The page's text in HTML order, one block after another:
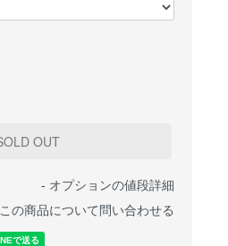
- オプションの値段詳細
この商品について問い合わせる